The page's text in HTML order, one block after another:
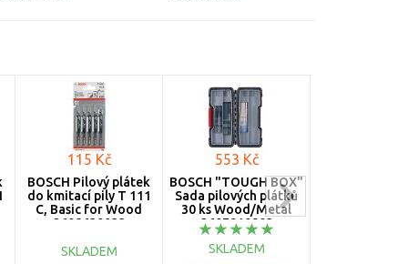
115 Kč
BOSCH Pilový plátek
do kmitací pily T 111
C, Basic for Wood
2608630033
SKLADEM
553 Kč
BOSCH "TOUGH BOX"
Sada pilových plátků
30 ks Wood/Metal
2607010903
SKLADEM